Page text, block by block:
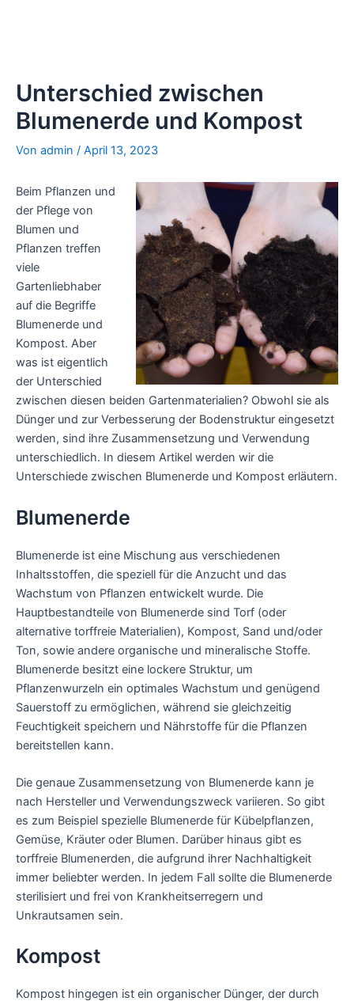
Unterschied zwischen
Blumenerde und Kompost
Von admin / April 13, 2023
Beim Pflanzen und
der Pflege von
Blumen und
Pflanzen treffen
viele
Gartenliebhaber
auf die Begriffe
Blumenerde und
Kompost. Aber
was ist eigentlich
der Unterschied
zwischen diesen beiden Gartenmaterialien? Obwohl sie als
Dünger und zur Verbesserung der Bodenstruktur eingesetzt
werden, sind ihre Zusammensetzung und Verwendung
unterschiedlich. In diesem Artikel werden wir die
Unterschiede zwischen Blumenerde und Kompost erläutern.
Blumenerde
Blumenerde ist eine Mischung aus verschiedenen
Inhaltsstoffen, die speziell für die Anzucht und das
Wachstum von Pflanzen entwickelt wurde. Die
Hauptbestandteile von Blumenerde sind Torf (oder
alternative torffreie Materialien), Kompost, Sand und/oder
Ton, sowie andere organische und mineralische Stoffe.
Blumenerde besitzt eine lockere Struktur, um
Pflanzenwurzeln ein optimales Wachstum und genügend
Sauerstoff zu ermöglichen, während sie gleichzeitig
Feuchtigkeit speichern und Nährstoffe für die Pflanzen
bereitstellen kann.
Die genaue Zusammensetzung von Blumenerde kann je
nach Hersteller und Verwendungszweck variieren. So gibt
es zum Beispiel spezielle Blumenerde für Kübelpflanzen,
Gemüse, Kräuter oder Blumen. Darüber hinaus gibt es
torffreie Blumenerden, die aufgrund ihrer Nachhaltigkeit
immer beliebter werden. In jedem Fall sollte die Blumenerde
sterilisiert und frei von Krankheitserregern und
Unkrautsamen sein.
Kompost
Kompost hingegen ist ein organischer Dünger, der durch